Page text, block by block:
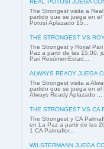
REAL POTOSÍ JUEGA
The Strongest visita a
partido que se juega en el
Potosí Aplazado 15...
THE STRONGEST VS
The Strongest y Royal
Paz a partir de las 15:00,
Pari ResúmenEstad...
ALWAYS READY JUEGA
The Strongest visita a
partido que se juega en el
Always Ready Aplazado ...
THE STRONGEST VS CA
The Strongest y CA
en La Paz a partir de las
1 CA Palmaflor...
WILSTERMANN JUEGA